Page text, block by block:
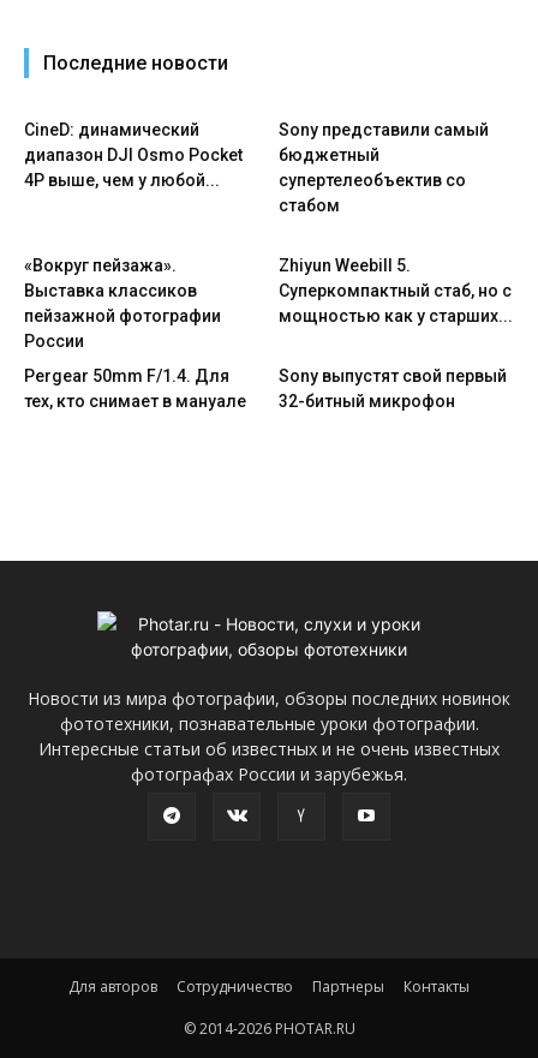
Последние новости
CineD: динамический
диапазон DJI Osmo Pocket
4P выше, чем у любой...
Sony представили самый
бюджетный
супертелеобъектив со
стабом
«Вокруг пейзажа».
Выставка классиков
пейзажной фотографии
России
Zhiyun Weebill 5.
Cуперкомпактный стаб, но с
мощностью как у старших...
Pergear 50mm F/1.4. Для
тех, кто снимает в мануале
Sony выпустят свой первый
32-битный микрофон
Новости из мира фотографии, обзоры последних новинок
фототехники, познавательные уроки фотографии.
Интересные статьи об известных и не очень известных
фотографах России и зарубежья.
Для авторов Сотрудничество Партнеры Контакты
© 2014-2026 PHOTAR.RU